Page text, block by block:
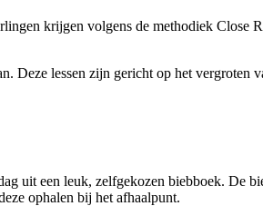
krijgen volgens de methodiek Close
Deze lessen zijn gericht op het vergroten
uit een leuk, zelfgekozen biebboek. De
ophalen bij het afhaalpunt.